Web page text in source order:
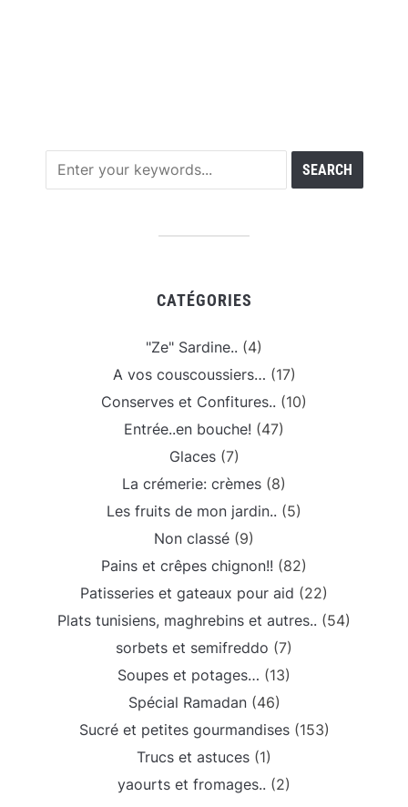
CATÉGORIES
"Ze" Sardine.. (4)
A vos couscoussiers… (17)
Conserves et Confitures.. (10)
Entrée..en bouche! (47)
Glaces(7)
La crémerie: crèmes (8)
Les fruits de mon jardin.. (5)
Non classé (9)
Pains et crêpes chignon!! (82)
Patisseries et gateaux pour aid (22)
Plats tunisiens, maghrebins et autres.. (54)
sorbets et semifreddo (7)
Soupes et potages… (13)
Spécial Ramadan(46)
Sucré et petites gourmandises(153)
Trucs et astuces (1)
yaourts et fromages.. (2)